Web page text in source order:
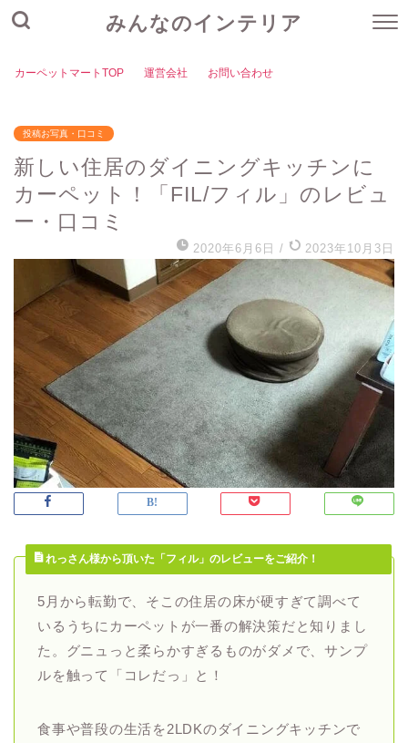
みんなのインテリア
カーペットマートTOP 運営会社 お問い合わせ
投稿お写真・口コミ
新しい住居のダイニングキッチンに
カーペット！「FIL/フィル」のレビュ
ー・口コミ
2020年6月6日 / 2023年10月3日
れっさん様から頂いた「フィル」のレビューをご紹介！
5月から転勤で、そこの住居の床が硬すぎて調べて
いるうちにカーペットが一番の解決策だと知りまし
た。グニュっと柔らかすぎるものがダメで、サンプ
ルを触って「コレだっ」と！
食事や普段の生活を2LDKのダイニングキッチンで